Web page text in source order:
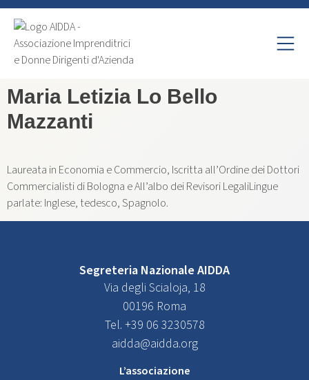
Maria Letizia Lo Bello
Mazzanti
Laureata in Economia e Commercio, Iscritta all’Ordine dei Dottori
Commercialisti di Bologna e All’albo dei Revisori LegaliLingue
parlate: Inglese, tedesco, Spagnolo.
Segreteria Nazionale AIDDA
Via degli Scialoja, 18
00196 Roma
Tel. +39 06 3230578
aidda@aidda.org
L’associazione